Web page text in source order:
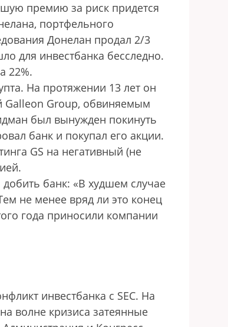
премию за риск придется
портфельного
Донелан продал 2/3
для инвестбанка бесследно.
22%.
На протяжении 13 лет он
Galleon Group, обвиняемым
был вынужден покинуть
банк и покупал его акции.
GS на негативный (не
банк: «В худшем случае
не менее вряд ли это конец
года приносили компании
инвестбанка с SEC. На
волне кризиса затеянные